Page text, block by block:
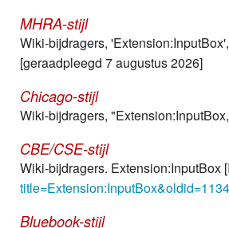
MHRA-stijl
Wiki-bijdragers, 'Extension:InputBox',
[geraadpleegd 7 augustus 2026]
Chicago-stijl
Wiki-bijdragers,
CBE/CSE-stijl
Wiki-bijdragers. Extension:InputBox
Bluebook-stijl